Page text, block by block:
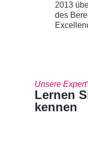
2013
des
Unsere
Lernen
kennen